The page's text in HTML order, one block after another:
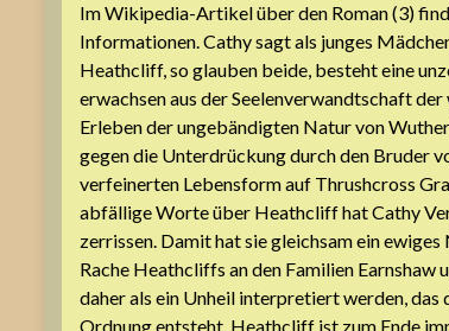
Im Wikipedia-Artikel über den Roman (3)
Informationen. Cathy sagt als junges
Heathcliff, so glauben beide, besteht eine
erwachsen aus der Seelenverwandtschaft
Erleben der ungebändigten Natur von
gegen die Unterdrückung durch den Bruder
verfeinerten Lebensform auf Thrushcross
abfällige Worte über Heathcliff hat Cathy
zerrissen. Damit hat sie gleichsam ein
Rache Heathcliffs an den Familien Earnshaw
daher als ein Unheil interpretiert werden,
Ordnung entsteht. Heathcliff ist zum Ende